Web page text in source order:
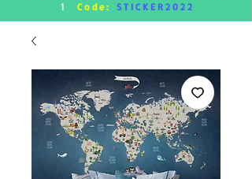
1
Code: STICKER2022